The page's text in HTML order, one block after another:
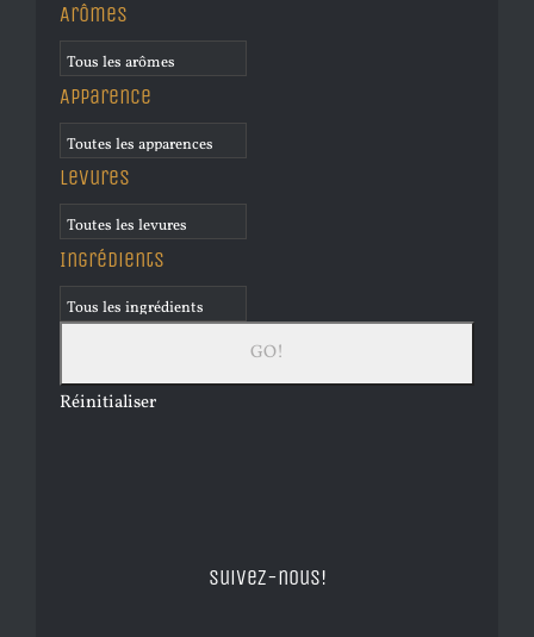
Arômes
Apparence
Levures
Ingrédients
Réinitialiser
Suivez-nous!